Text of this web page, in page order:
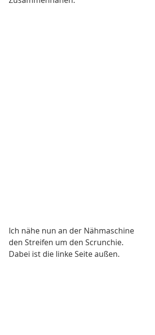
Ich nähe nun an der Nähmaschine
den Streifen um den Scrunchie.
Dabei ist die linke Seite außen.